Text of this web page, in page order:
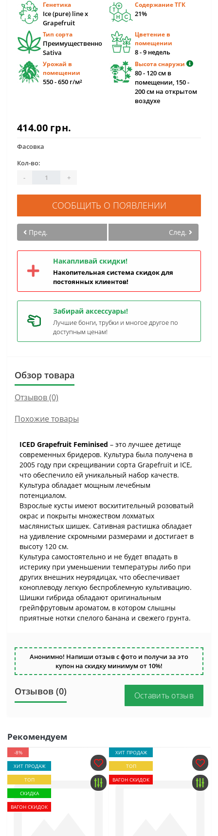
Генетика
Ice (pure) line x
Grapefruit
Содержание ТГК
21%
Тип сорта
Преимущественно
Sativa
Цветение в
помещении
8 - 9 недель
Урожай в
помещении
550 - 650 г/м²
Высота снаружи
80 - 120 см в
помещении, 150 -
200 см на открытом
воздухе
414.00 грн.
Фасовка
Кол-во:
-
+
СООБЩИТЬ О ПОЯВЛЕНИИ
Пред. След.
Накапливай скидки!
Накопительная система скидок для
постоянных клиентов!
Забирай аксессуары!
Лучшие бонги, трубки и многое другое по
доступным ценам!
Обзор товара
Отзывов (0)
Похожие товары
ICED Grapefruit Feminised – это лучшее детище
современных бридеров. Культура была получена в
2005 году при скрещивании сорта Grapefruit и ICE,
что обеспечило ей уникальный набор качеств.
Культура обладает мощным лечебным
потенциалом.
Взрослые кусты имеют восхитительный розоватый
окрас и покрыты множеством лохматых
маслянистых шишек. Сативная растишка обладает
на удивление скромными размерами и достигает в
высоту 120 см.
Культура самостоятельно и не будет впадать в
истерику при уменьшении температуры либо при
других внешних неурядицах, что обеспечивает
коноплеводу легкую беспроблемную культивацию.
Шишки гибрида обладают оригинальным
грейпфрутовым ароматом, в котором слышны
приятные нотки спелого банана и свежего грунта.
Анонимно! Напиши отзыв с фото и получи за это
купон на скидку минимум от 10%!
Отзывов (0) Оставить отзыв
Рекомендуем
-8%
ХИТ ПРОДАЖ
ТОП
СКИДКА
ВАГОН СКИДОК
ХИТ ПРОДАЖ
ТОП
ВАГОН СКИДОК